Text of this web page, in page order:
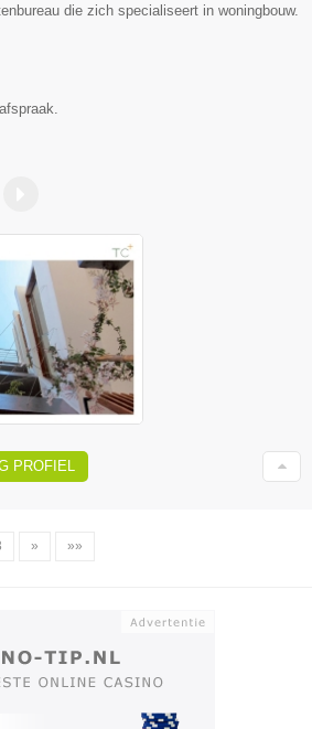
die zich specialiseert in woningbouw.
PROFIEL
» »»